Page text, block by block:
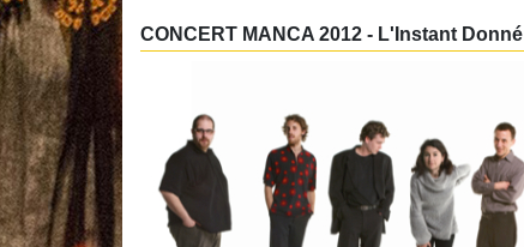
CONCERT MANCA 2012 - L'Instant Donné